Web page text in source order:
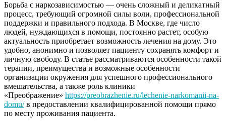
Борьба с наркозависимостью — очень сложный и деликатный
процесс, требующий огромной силы воли, профессиональной
поддержки и правильного подхода. В Москве, где число
людей, нуждающихся в помощи, постоянно растет, особую
актуальность приобретает возможность лечения на дому. Это
удобно, анонимно и позволяет пациенту сохранять комфорт и
личную свободу. В статье рассматриваются особенности такой
терапии, преимущества и возможные особенности
организации окружения для успешного профессионального
вмешательства, а также роль клиники
«Преображение» https://preobrazhenie.ru/lechenie-narkomanii-na-
domu/в предоставлении квалифицированной помощи прямо
по месту проживания пациента.